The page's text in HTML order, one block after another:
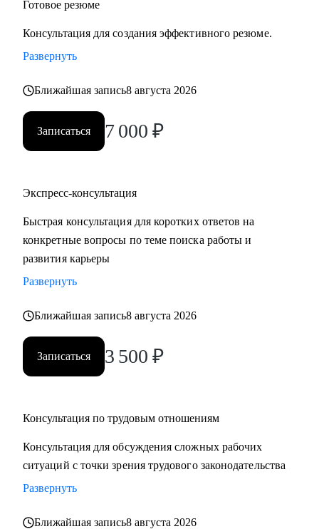
Готовое резюме
Консультация для создания эффективного резюме.
Развернуть
Ближайшая запись8 августа 2026
Записаться 7 000 ₽
Экспресс-консультация
Быстрая консультация для коротких ответов на
конкретные вопросы по теме поиска работы и
развития карьеры
Развернуть
Ближайшая запись8 августа 2026
Записаться 3 500 ₽
Консультация по трудовым отношениям
Консультация для обсуждения сложных рабочих
ситуаций с точки зрения трудового законодательства
Развернуть
Ближайшая запись8 августа 2026